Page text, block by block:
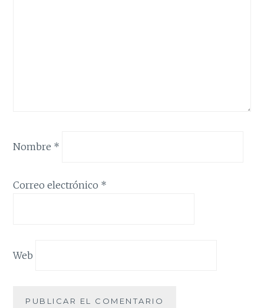
Nombre *
Correo electrónico *
Web